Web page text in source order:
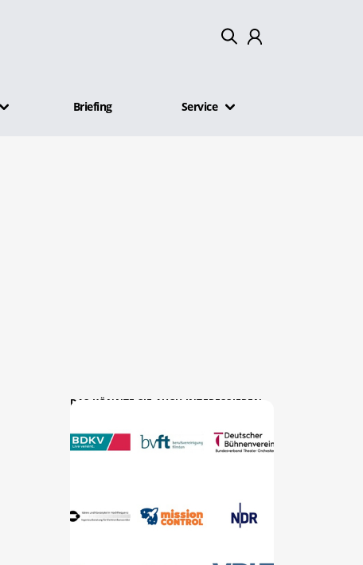
Briefing Service
DAS KÖNNTE SIE AUCH INTERESSIEREN: